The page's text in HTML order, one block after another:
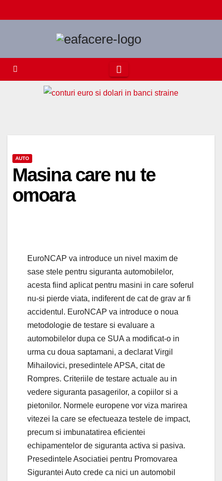
to
AUTO
Masina care nu te
omoara
EuroNCAP va introduce un nivel maxim de
sase stele pentru siguranta automobilelor,
acesta fiind aplicat pentru masini in care soferul
nu-si pierde viata, indiferent de cat de grav ar fi
accidentul. EuroNCAP va introduce o noua
metodologie de testare si evaluare a
automobilelor dupa ce SUA a modificat-o in
urma cu doua saptamani, a declarat Virgil
Mihailovici, presedintele APSA, citat de
Rompres. Criteriile de testare actuale au in
vedere siguranta pasagerilor, a copiilor si a
pietonilor. Normele europene vor viza marirea
vitezei la care se efectueaza testele de impact,
precum si imbunatatirea eficientei
echipamentelor de siguranta activa si pasiva.
Presedintele Asociatiei pentru Promovarea
Sigurantei Auto crede ca nici un automobil